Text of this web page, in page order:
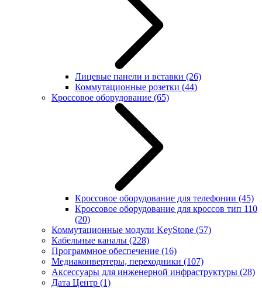
Лицевые панели и вставки (26)
Коммутационные розетки (44)
Кроссовое оборудование (65)
Кроссовое оборудование для телефонии (45)
Кроссовое оборудование для кроссов тип 110
(20)
Коммутационные модули KeyStone (57)
Кабельные каналы (228)
Программное обеспечение (16)
Медиаконвертеры, переходники (107)
Аксессуары для инженерной инфраструктуры (28)
Дата Центр (1)